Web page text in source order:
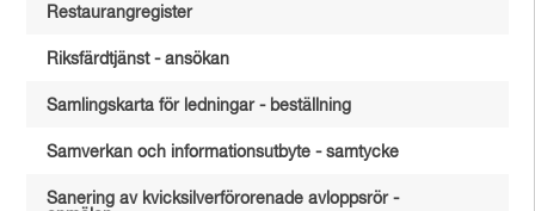
Restaurangregister
Riksfärdtjänst - ansökan
Samlingskarta för ledningar - beställning
Samverkan och informationsutbyte - samtycke
Sanering av kvicksilverförorenade avloppsrör -